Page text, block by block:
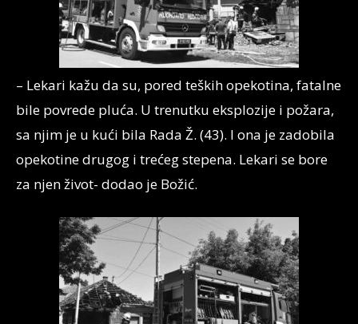
– Lekari kažu da su, pored teških opekotina, fatalne
bile povrede pluća. U trenutku eksplozije i požara,
sa njim je u kući bila Rada Ž. (43). I ona je zadobila
opekotine drugog i trećeg stepena. Lekari se bore
za njen život- dodao je Božić.